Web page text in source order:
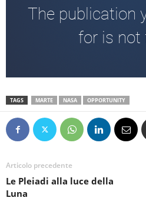
TAGS MARTE NASA OPPORTUNITY
Articolo precedente
Le Pleiadi alla luce della
Luna